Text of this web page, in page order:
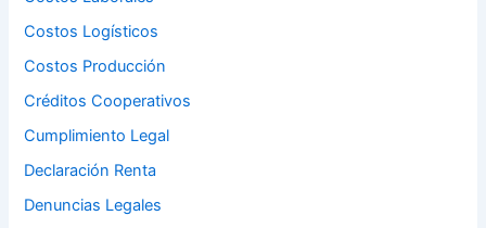
Costos Logísticos
Costos Producción
Créditos Cooperativos
Cumplimiento Legal
Declaración Renta
Denuncias Legales